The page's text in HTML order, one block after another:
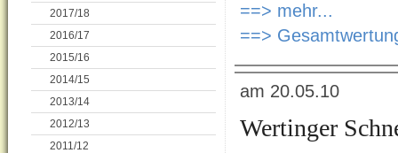
2017/18
2016/17
2015/16
2014/15
2013/14
2012/13
2011/12
==> mehr...
==>
am 20.05.10
Wertinger